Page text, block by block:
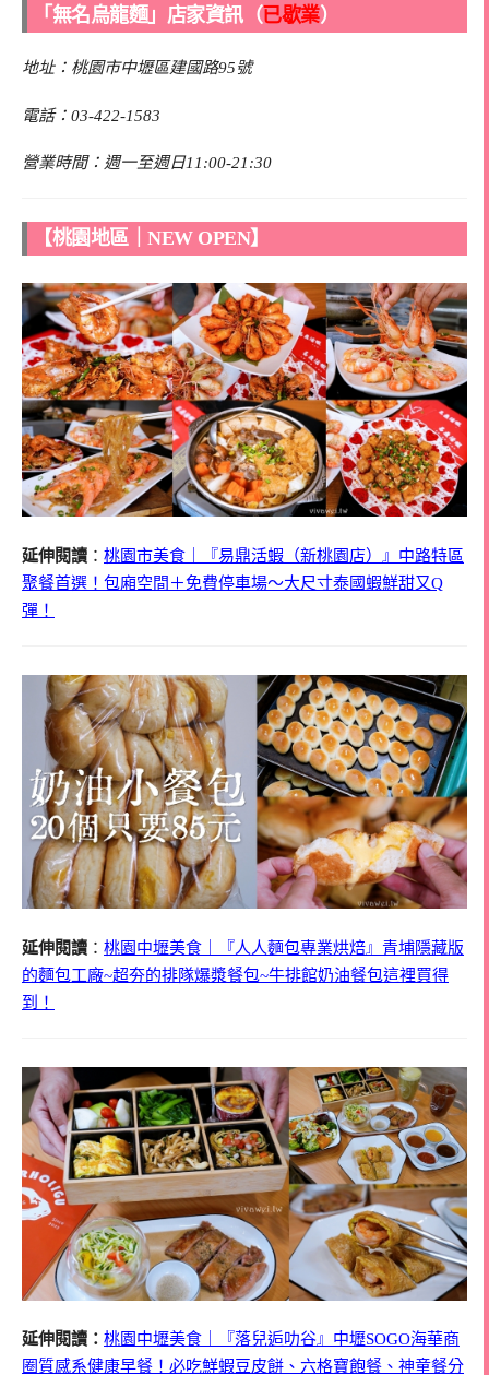
「無名烏龍麵」店家資訊（已歇業）
地址：桃園市中壢區建國路95號
電話：03-422-1583
營業時間：週一至週日11:00-21:30
【桃園地區｜NEW OPEN】
延伸閱讀 ： 桃園市美食｜『易鼎活蝦（新桃園店）』中路特區
聚餐首選！包廂空間＋免費停車場～大尺寸泰國蝦鮮甜又Q
彈！
延伸閱讀 ： 桃園中壢美食｜『人人麵包專業烘焙』青埔隱藏版
的麵包工廠~超夯的排隊爆漿餐包~牛排館奶油餐包這裡買得
到！
延伸閱讀： 桃園中壢美食｜『落兒逅叻谷』中壢SOGO海華商
圈質感系健康早餐！必吃鮮蝦豆皮餅、六格寶飽餐、神童餐分